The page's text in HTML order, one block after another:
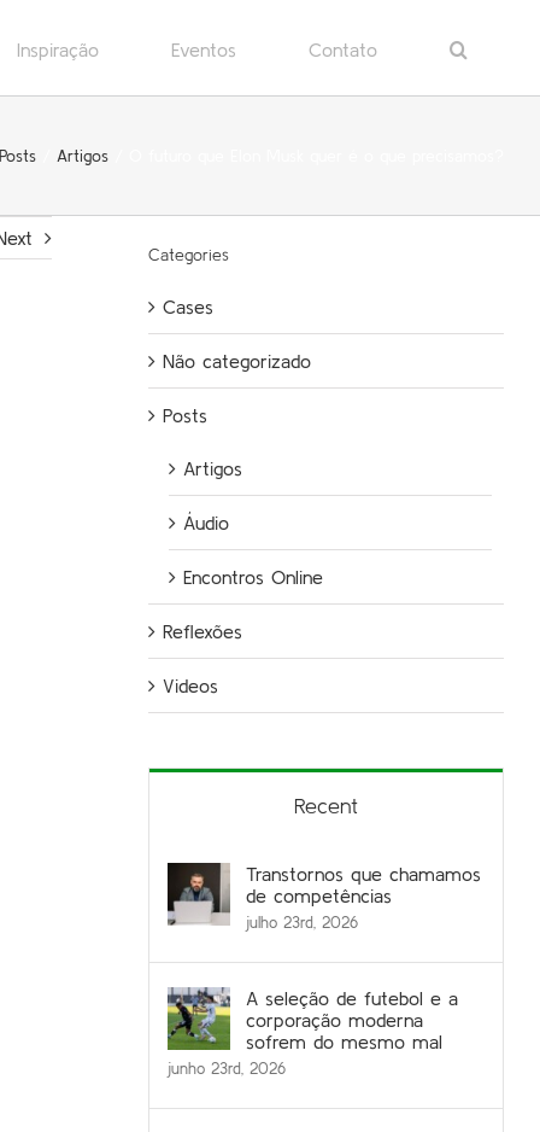
Inspiração Eventos Contato
Posts Artigos
Categories
Cases
Não categorizado
Posts
Artigos
Áudio
Encontros Online
Reflexões
Videos
Recent
Transtornos que chamamos
de competências
julho 23rd, 2026
A seleção de futebol e a
corporação moderna
sofrem do mesmo mal
junho 23rd, 2026